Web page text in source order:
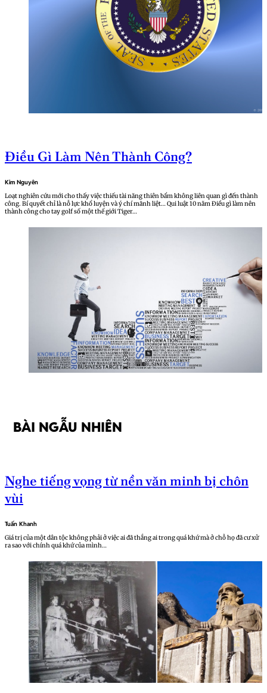
Điều Gì Làm Nên Thành Công?
Kim Nguyên
Loạt nghiên cứu mới cho thấy việc thiếu tài năng thiên bẩm không liên quan gì đến thành
công. Bí quyết chỉ là nỗ lực khổ luyện và ý chí mãnh liệt… Qui luật 10 năm Điều gì làm nên
thành công cho tay golf số một thế giới Tiger…
BÀI NGẪU NHIÊN
Nghe tiếng vọng từ nền văn minh bị chôn
vùi
Tuấn Khanh
Giá trị của một dân tộc không phải ở việc ai đã thắng ai trong quá khứ mà ở chỗ họ đã cư xử
ra sao với chính quá khứ của mình…